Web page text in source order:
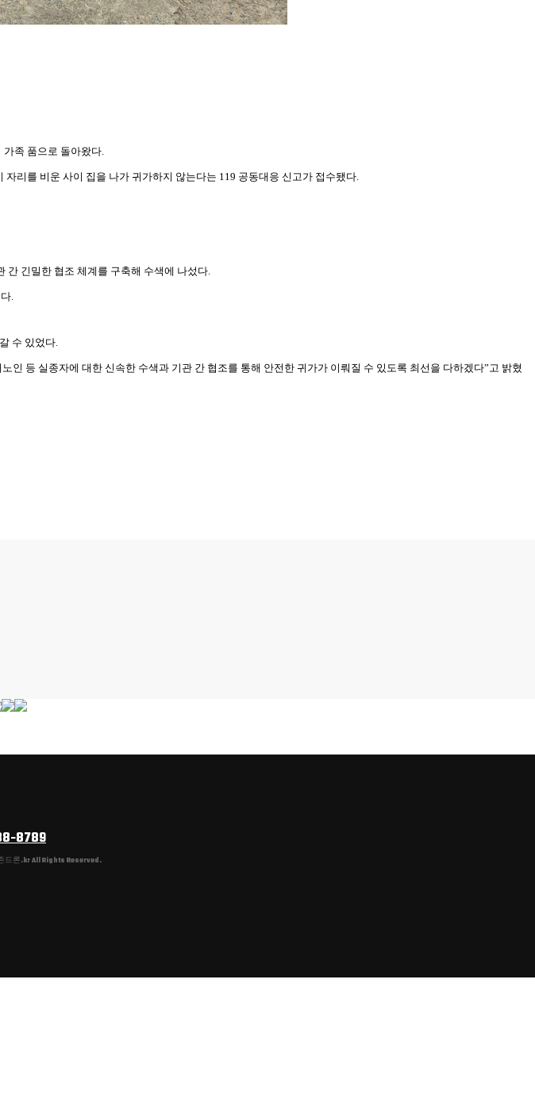
가족 품으로 돌아왔다.
리를 비운 사이 집을 나가 귀가하지 않는다는 119 공동대응 신고가 접수됐다.
간 긴밀한 협조 체계를 구축해 수색에 나섰다.
.
수 있었다.
등 실종자에 대한 신속한 수색과 기관 간 협조를 통해 안전한 귀가가 이뤄질 수 있도록 최선을 다하겠다”고 밝혔
8789
론.kr All Rights Reserved.